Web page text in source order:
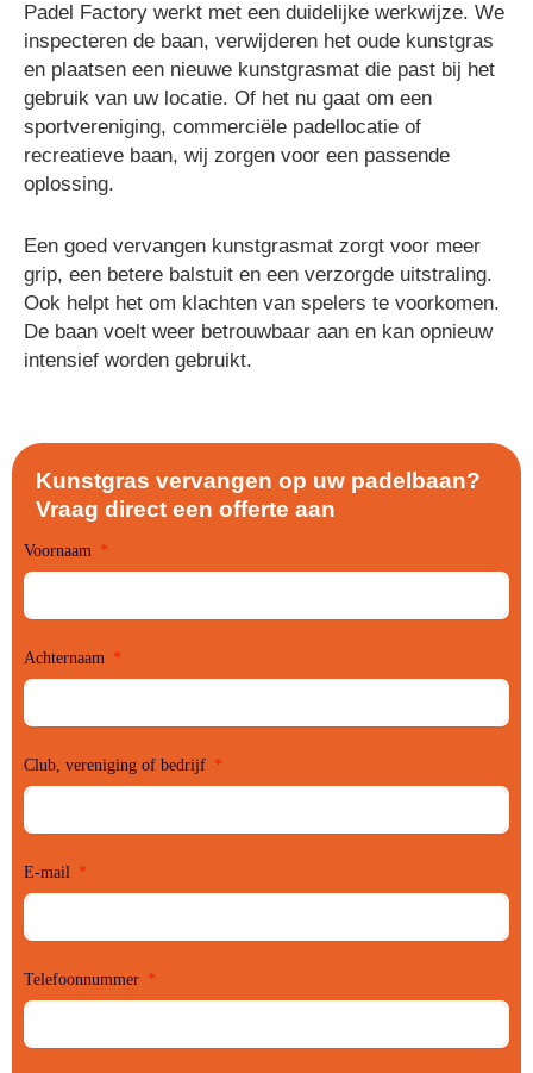
Padel Factory werkt met een duidelijke werkwijze. We
inspecteren de baan, verwijderen het oude kunstgras
en plaatsen een nieuwe kunstgrasmat die past bij het
gebruik van uw locatie. Of het nu gaat om een
sportvereniging, commerciële padellocatie of
recreatieve baan, wij zorgen voor een passende
oplossing.
Een goed vervangen kunstgrasmat zorgt voor meer
grip, een betere balstuit en een verzorgde uitstraling.
Ook helpt het om klachten van spelers te voorkomen.
De baan voelt weer betrouwbaar aan en kan opnieuw
intensief worden gebruikt.
Kunstgras vervangen op uw padelbaan?
Vraag direct een offerte aan
Voornaam
Achternaam
Club, vereniging of bedrijf
E-mail
Telefoonnummer